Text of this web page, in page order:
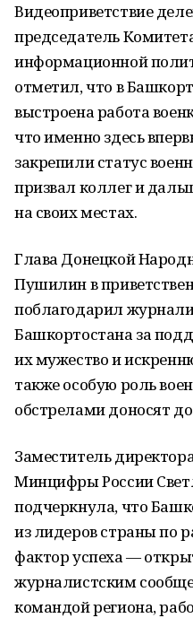
Видеоприветствие
председатель
информационной
отметил, что в
выстроена работа
что именно здесь
закрепили статус
призвал коллег и
на своих местах.
Глава Донецкой
Пушилин в
поблагодарил
Башкортостана за
их мужество и
также особую роль
обстрелами доносят
Заместитель
Минцифры России
подчеркнула, что
из лидеров страны по
фактор успеха —
журналистским
командой региона,